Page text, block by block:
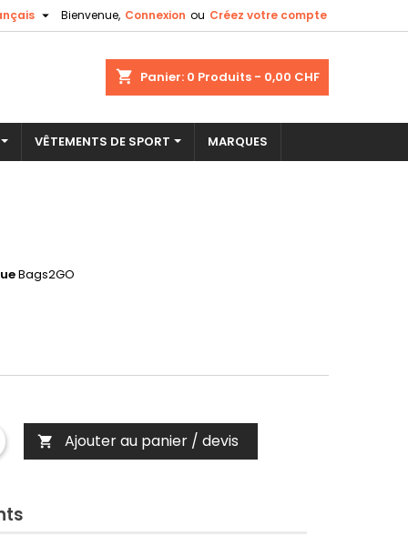
Bienvenue, Connexion ou Créez votre compte

shopping_cart Panier: 0 Produits - 0,00 CHF
VÊTEMENTS DE SPORT MARQUES
Bags2GO
 Ajouter au panier / devis